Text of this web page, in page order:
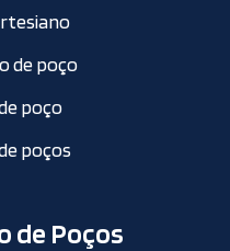
de poço
poço
poços
de Poços